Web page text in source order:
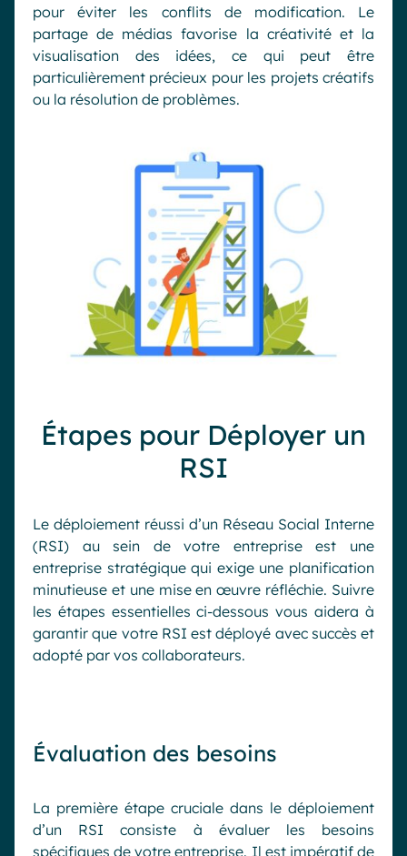
pour éviter les conflits de modification. Le
partage de médias favorise la créativité et la
visualisation des idées, ce qui peut être
particulièrement précieux pour les projets créatifs
ou la résolution de problèmes.
Étapes pour Déployer un
RSI
Le déploiement réussi d’un Réseau Social Interne
(RSI) au sein de votre entreprise est une
entreprise stratégique qui exige une planification
minutieuse et une mise en œuvre réfléchie. Suivre
les étapes essentielles ci-dessous vous aidera à
garantir que votre RSI est déployé avec succès et
adopté par vos collaborateurs.
Évaluation des besoins
La première étape cruciale dans le déploiement
d’un RSI consiste à évaluer les besoins
spécifiques de votre entreprise. Il est impératif de